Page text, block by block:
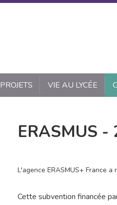
PROJETS VIE AU LYCÉE
ERASMUS
L'agence ERASMUS+ France
Cette subvention financée